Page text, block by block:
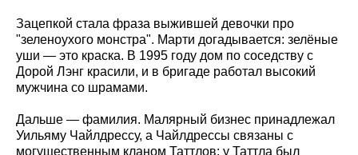
Зацепкой стала фраза выжившей девочки про
"зеленоухого монстра". Марти догадывается: зелёные
уши — это краска. В 1995 году дом по соседству с
Дорой Лэнг красили, и в бригаде работал высокий
мужчина со шрамами.
Дальше — фамилия. Малярный бизнес принадлежал
Уильяму Чайлдрессу, а Чайлдрессы связаны с
могущественным кланом Таттлов: у Таттла был